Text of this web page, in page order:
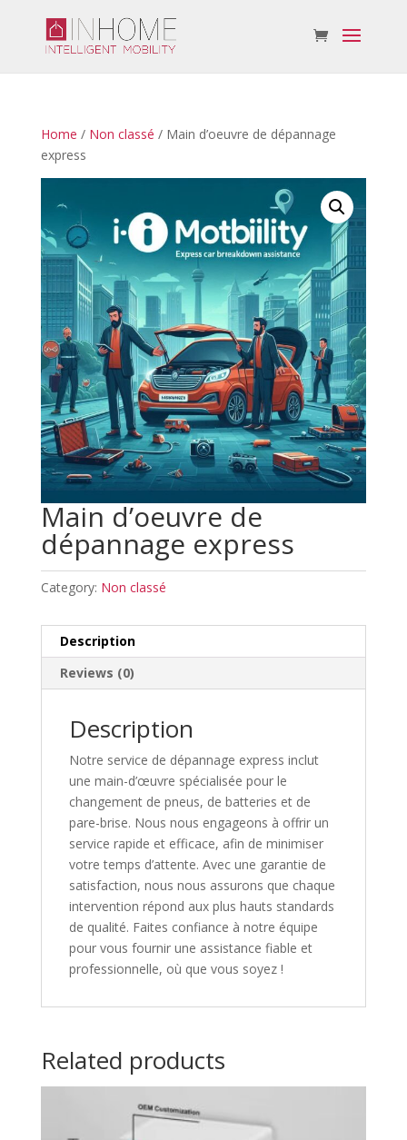
Home / Non classé / Main d’oeuvre de dépannage
express
Main d’oeuvre de
dépannage express
Category: Non classé
Description
Reviews (0)
Description
Notre service de dépannage express inclut
une main-d’œuvre spécialisée pour le
changement de pneus, de batteries et de
pare-brise. Nous nous engageons à offrir un
service rapide et efficace, afin de minimiser
votre temps d’attente. Avec une garantie de
satisfaction, nous nous assurons que chaque
intervention répond aux plus hauts standards
de qualité. Faites confiance à notre équipe
pour vous fournir une assistance fiable et
professionnelle, où que vous soyez !
Related products